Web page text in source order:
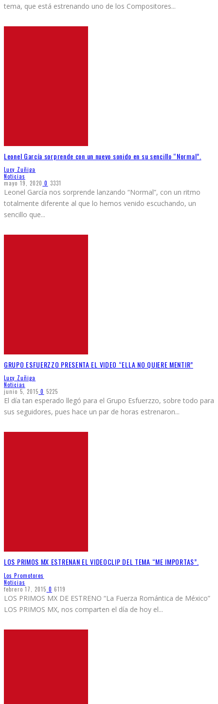
tema, que está estrenando uno de los Compositores...
Leonel García sorprende con un nuevo sonido en su sencillo “Normal”.
Lucy Zuñiga
Noticias
mayo 19, 2020 0 3331
Leonel García nos sorprende lanzando “Normal”, con un ritmo
totalmente diferente al que lo hemos venido escuchando, un
sencillo que...
GRUPO ESFUERZZO PRESENTA EL VIDEO “ELLA NO QUIERE MENTIR”
Lucy Zuñiga
Noticias
junio 5, 2015 0 5225
El día tan esperado llegó para el Grupo Esfuerzzo, sobre todo para
sus seguidores, pues hace un par de horas estrenaron...
LOS PRIMOS MX ESTRENAN EL VIDEOCLIP DEL TEMA “ME IMPORTAS”.
Los Promotores
Noticias
febrero 17, 2015 0 6119
LOS PRIMOS MX DE ESTRENO “La Fuerza Romántica de México”
LOS PRIMOS MX, nos comparten el día de hoy el...